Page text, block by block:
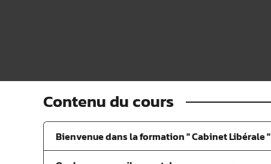
Contenu du cours
Bienvenue dans la formation " Cabinet Libérale "